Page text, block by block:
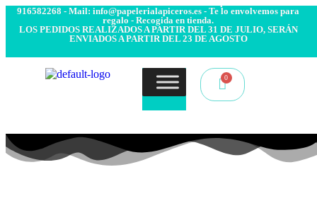
916582268 - Mail: info@papelerialapiceros.es - Te lo envolvemos para
regalo - Recogida en tienda.
LOS PEDIDOS REALIZADOS A PARTIR DEL 31 DE JULIO, SERÁN
ENVIADOS A PARTIR DEL 23 DE AGOSTO